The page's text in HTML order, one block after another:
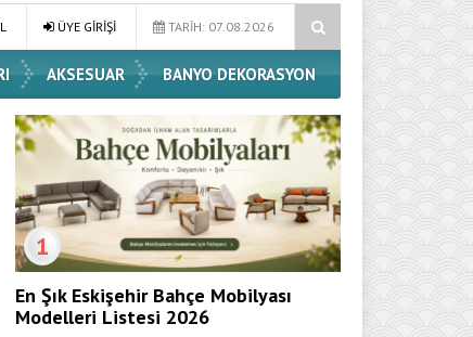
Fikirleri Dossha, Sorumlu Üretim ve Performansı Aynı
TARİH: 07.08.2026
ÜYE GİRİŞİ
AKSESUAR BANYO DEKORASYON
1
En Şık Eskişehir Bahçe Mobilyası
Modelleri Listesi 2026